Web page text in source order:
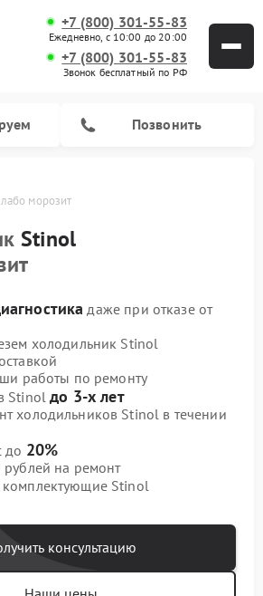
+7 (800) 301-55-83
Ежедневно, с 10:00 до 20:00
+7 (800) 301-55-83
Звонок бесплатный по РФ
Позвонить
морозит
Stinol
даже при отказе от
холодильник Stinol
работы по ремонту
Stinolдо 3-х лет
холодильников Stinol в течении
до 20%
на ремонт
Stinol
консультацию